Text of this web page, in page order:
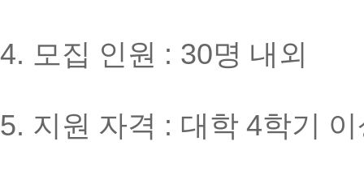
4. 모집 인원 : 30명 내외
5. 지원 자격 : 대학 4학기